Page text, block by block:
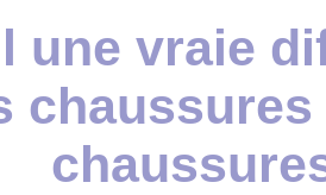
une vraie